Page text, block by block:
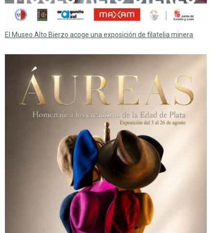
El Museo Alto Bierzo acoge una exposición de filatelia minera